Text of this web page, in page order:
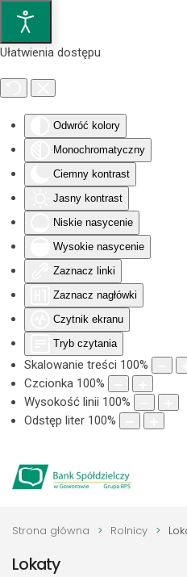
Ułatwienia dostępu
Odwróć kolory
Monochromatyczny
Ciemny kontrast
Jasny kontrast
Niskie nasycenie
Wysokie nasycenie
Zaznacz linki
Zaznacz nagłówki
Czytnik ekranu
Tryb czytania
Skalowanie treści 100%
Czcionka 100%
Wysokość linii 100%
Odstęp liter 100%
Przejdź do głównej treści
Strona główna Rolnicy
Lokaty